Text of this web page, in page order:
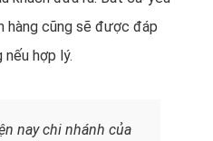
hàng cũng sẽ được đáp
nếu hợp lý.
nay chi nhánh của